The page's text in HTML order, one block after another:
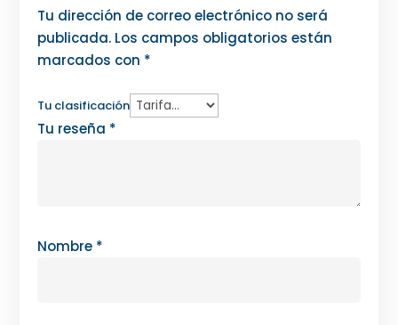
Tu dirección de correo electrónico no será
publicada. Los campos obligatorios están
marcados con *
Tu clasificación
Tu reseña *
Nombre *